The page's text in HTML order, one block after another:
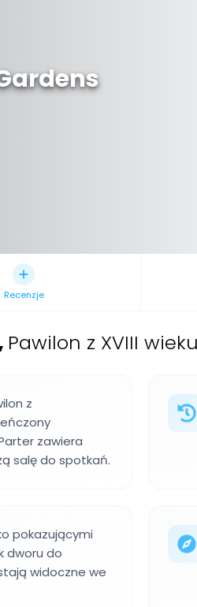
Recenzje
, Pawilon z XVIII
z
zawiera
salę do spotkań.
pokazującymi
dworu do
widoczne we